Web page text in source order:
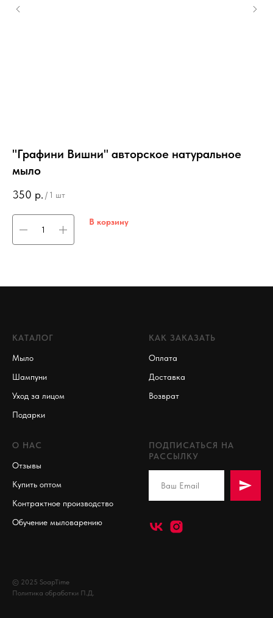
"Графини Вишни" авторское натуральное
мыло
350 р. / 1 шт
В корзину
КАТАЛОГ
Мыло
Шампуни
Уход за лицом
Подарки
КАК ЗАКАЗАТЬ
Оплата
Доставка
Возврат
О НАС
Отзывы
Купить оптом
Контрактное производство
Обучение мыловарению
ПОДПИСАТЬСЯ НА
РАССЫЛКУ
© 2025 SoapTime
Политика обработки П.Д.